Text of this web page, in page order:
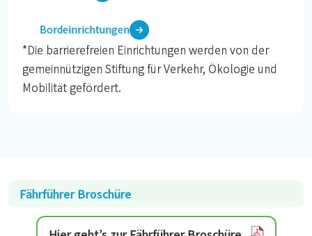
Bordeinrichtungen
*Die barrierefreien Einrichtungen werden von der
gemeinnützigen Stiftung für Verkehr, Ökologie und
Mobilität gefördert.
Fährführer Broschüre